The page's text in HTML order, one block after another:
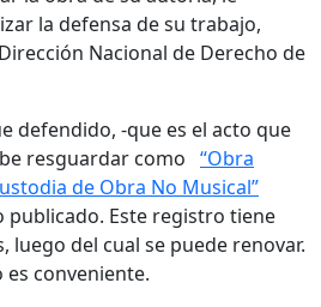
la defensa de su trabajo,
Nacional de Derecho de
defendido, -que es el acto que
resguardar como “Obra
de Obra No Musical”
publicado. Este registro tiene
luego del cual se puede renovar.
conveniente.